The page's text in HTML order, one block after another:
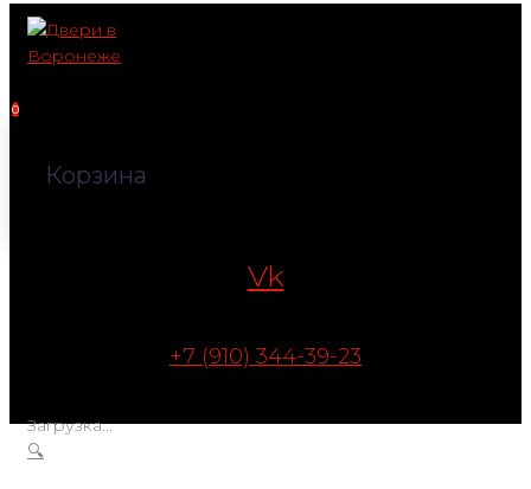
Перейти
контенту
0
Корзина
Vk
+7 (910) 344-39-23
Загрузка...
🔍